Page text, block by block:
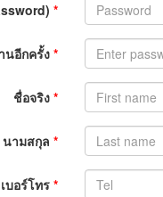
*
นอีกครั้ง *
ชื่อจริง *
นามสกุล *
เบอร์โทร *